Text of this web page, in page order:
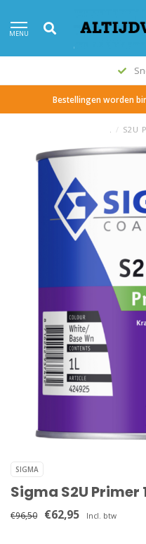
MENU
Bestellingen worden
. / S2U
SIGMA
Sigma S2U Primer
€96,50 €62,95 Incl. btw